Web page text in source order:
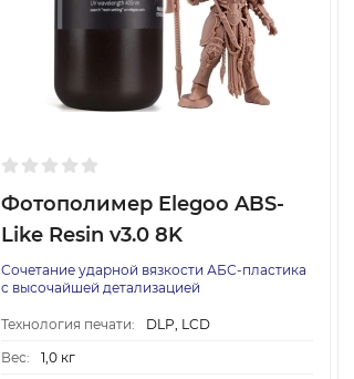
Фотополимер Elegoo ABS-
Like Resin v3.0 8K
Сочетание ударной вязкости АБС-пластика
с высочайшей детализацией
Технология печати:
DLP, LCD
Вес:
1,0 кг